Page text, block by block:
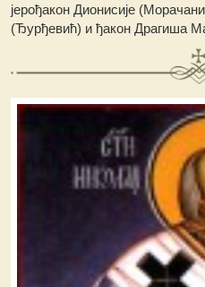
јерођакон Дионисије
(Ђурђевић) и ђакон Драгиша